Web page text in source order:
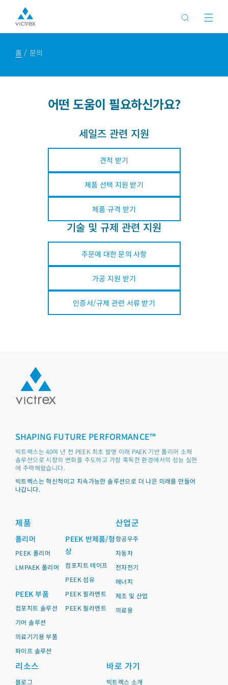
홈 문의
어떤 도움이 필요하신가요?
세일즈 관련 지원
견적 받기
제품 선택 지원 받기
제품 규격 받기
기술 및 규제 관련 지원
주문에 대한 문의 사항
가공 지원 받기
인증서/규제 관련 서류 받기
SHAPING FUTURE PERFORMANCE™
빅트렉스는 40여 년 전 PEEK 최초 발명 이래 PAEK 기반 폴리머 소재
솔루션으로 시장의 변화를 주도하고 가장 혹독한 환경에서의 성능 실현
에 주력해왔습니다.
빅트렉스는 혁신적이고 지속가능한 솔루션으로 더 나은 미래를 만들어
나갑니다.
제품
폴리머
PEEK 폴리머
LMPAEK 폴리머
PEEK 부품
컴포지트 솔루션
기어 솔루션
의료기기용 부품
파이프 솔루션
PEEK 반제품/형
상
컴포지트 테이프
PEEK 섬유
PEEK 필라멘트
PEEK 필라멘트
산업군
항공우주
자동차
전자전기
에너지
제조 및 산업
의료용
리소스
블로그
바로 가기
빅트렉스 소개